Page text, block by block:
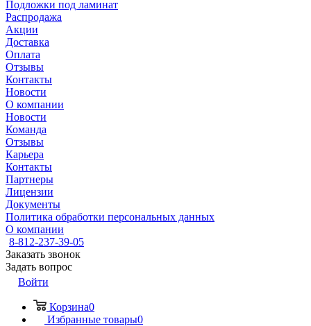
Подложки под ламинат
Распродажа
Акции
Доставка
Оплата
Отзывы
Контакты
Новости
О компании
Новости
Команда
Отзывы
Карьера
Контакты
Партнеры
Лицензии
Документы
Политика обработки персональных данных
О компании
8-812-237-39-05
Заказать звонок
Задать вопрос
Войти
Корзина0
Избранные товары0